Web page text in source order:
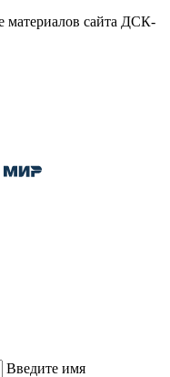
материалов сайта ДСК-
Введите имя